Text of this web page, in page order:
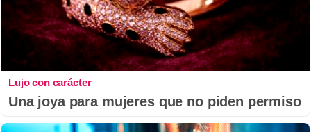
Lujo con carácter
Una joya para mujeres que no piden permiso